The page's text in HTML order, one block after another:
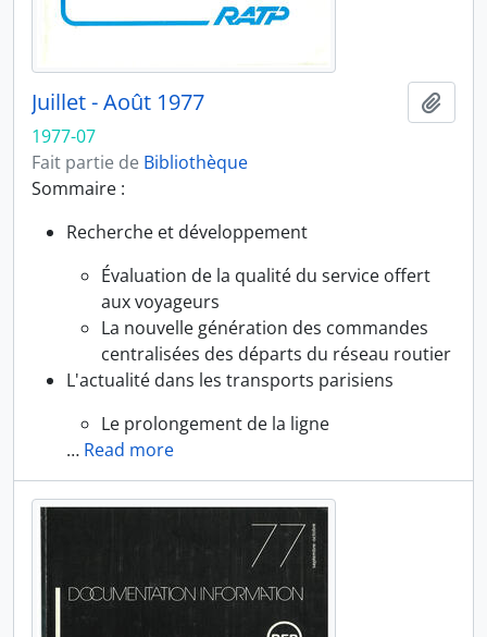
Juillet - Août 1977
1977-07
Fait partie de Bibliothèque
Sommaire :
Recherche et développement
Évaluation de la qualité du service offert
aux voyageurs
La nouvelle génération des commandes
centralisées des départs du réseau routier
L'actualité dans les transports parisiens
Le prolongement de la ligne
… Read more